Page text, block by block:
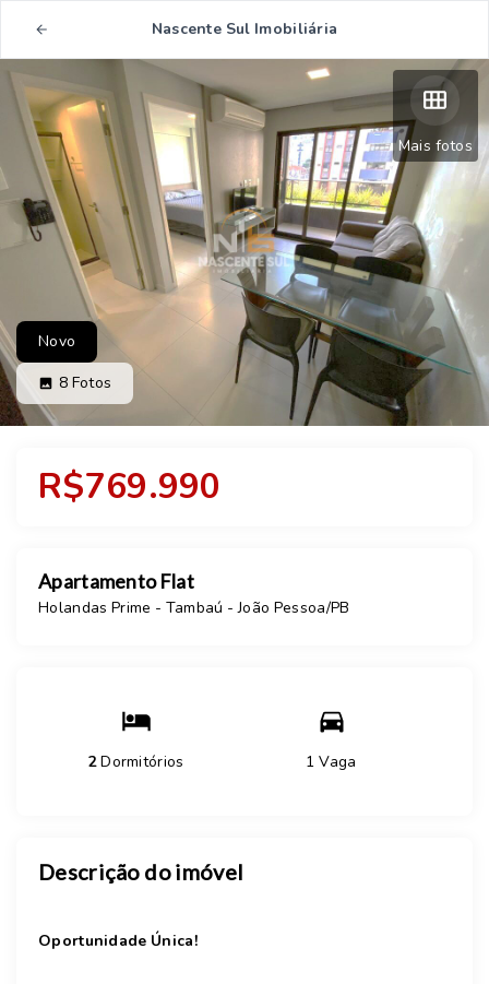
Nascente Sul Imobiliária
Mais fotos
Novo
8 Fotos
R$769.990
Apartamento Flat
Holandas Prime - Tambaú - João Pessoa/PB
2Dormitórios 1 Vaga
Descrição do imóvel
Oportunidade Única!